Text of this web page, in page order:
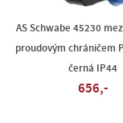
AS Schwabe 45230
proudovým chráničem
černá IP44
656,-